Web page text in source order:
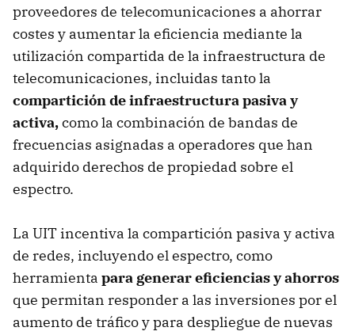
proveedores de telecomunicaciones a ahorrar
costes y aumentar la eficiencia mediante la
utilización compartida de la infraestructura de
telecomunicaciones, incluidas tanto la
compartición de infraestructura pasiva y
activa,como la combinación de bandas de
frecuencias asignadas a operadores que han
adquirido derechos de propiedad sobre el
espectro.
La UIT incentiva la compartición pasiva y activa
de redes, incluyendo el espectro, como
herramienta para generar eficiencias y ahorros
que permitan responder a las inversiones por el
aumento de tráfico y para despliegue de nuevas